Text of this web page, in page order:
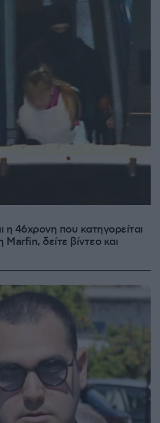
η 46χρονη που κατηγορείται
Marfin, δείτε βίντεο και